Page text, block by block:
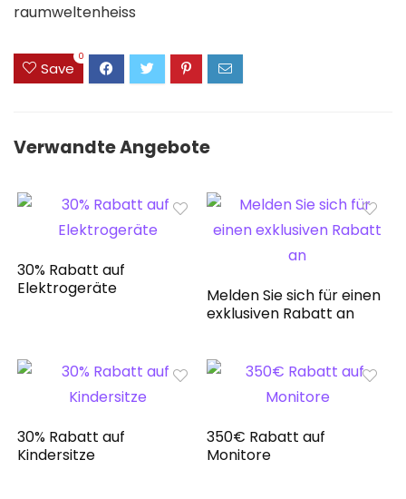
raumweltenheiss
Save
0
Verwandte Angebote
30% Rabatt auf
Elektrogeräte
Melden Sie sich für einen
exklusiven Rabatt an
30% Rabatt auf
Kindersitze
350€ Rabatt auf
Monitore